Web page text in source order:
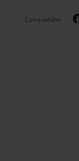
Compartilhe: